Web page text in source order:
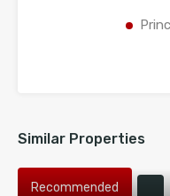
Similar Properties
Recommended